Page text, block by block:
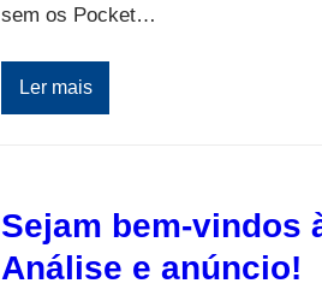
sem os Pocket…
Ler mais
Sejam bem-vindos
Análise e anúncio!